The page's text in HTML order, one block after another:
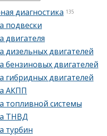
диагностика 135
подвески
двигателя
дизельных двигателей
бензиновых двигателей
гибридных двигателей
АКПП
топливной системы
ТНВД
турбин